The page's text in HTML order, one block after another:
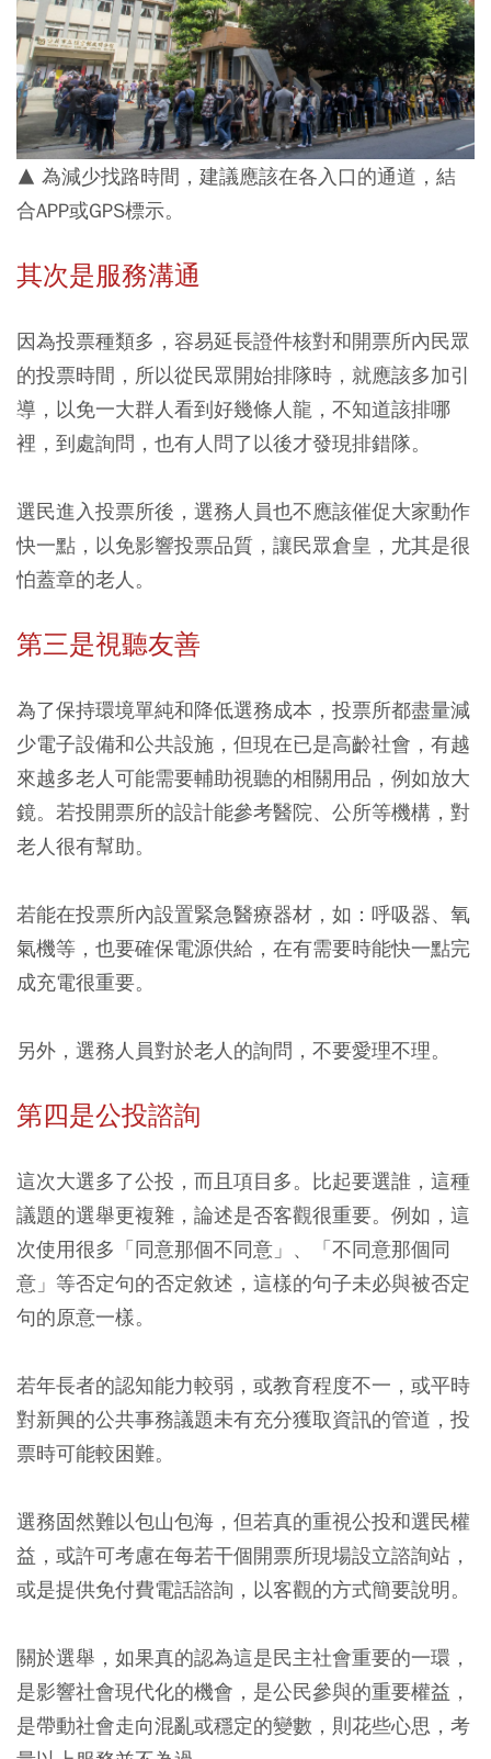
▲ 為減少找路時間，建議應該在各入口的通道，結
合APP或GPS標示。
其次是服務溝通
因為投票種類多，容易延長證件核對和開票所內民眾
的投票時間，所以從民眾開始排隊時，就應該多加引
導，以免一大群人看到好幾條人龍，不知道該排哪
裡，到處詢問，也有人問了以後才發現排錯隊。
選民進入投票所後，選務人員也不應該催促大家動作
快一點，以免影響投票品質，讓民眾倉皇，尤其是很
怕蓋章的老人。
第三是視聽友善
為了保持環境單純和降低選務成本，投票所都盡量減
少電子設備和公共設施，但現在已是高齡社會，有越
來越多老人可能需要輔助視聽的相關用品，例如放大
鏡。若投開票所的設計能參考醫院、公所等機構，對
老人很有幫助。
若能在投票所內設置緊急醫療器材，如：呼吸器、氧
氣機等，也要確保電源供給，在有需要時能快一點完
成充電很重要。
另外，選務人員對於老人的詢問，不要愛理不理。
第四是公投諮詢
這次大選多了公投，而且項目多。比起要選誰，這種
議題的選舉更複雜，論述是否客觀很重要。例如，這
次使用很多「同意那個不同意」、「不同意那個同
意」等否定句的否定敘述，這樣的句子未必與被否定
句的原意一樣。
若年長者的認知能力較弱，或教育程度不一，或平時
對新興的公共事務議題未有充分獲取資訊的管道，投
票時可能較困難。
選務固然難以包山包海，但若真的重視公投和選民權
益，或許可考慮在每若干個開票所現場設立諮詢站，
或是提供免付費電話諮詢，以客觀的方式簡要說明。
關於選舉，如果真的認為這是民主社會重要的一環，
是影響社會現代化的機會，是公民參與的重要權益，
是帶動社會走向混亂或穩定的變數，則花些心思，考